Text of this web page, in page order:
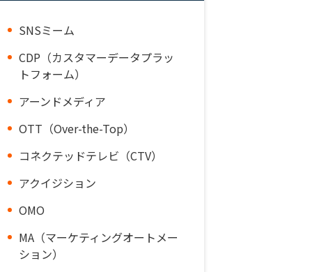
SNSミーム
CDP（カスタマーデータプラッ
トフォーム）
アーンドメディア
OTT（Over-the-Top）
コネクテッドテレビ（CTV）
アクイジション
OMO
MA（マーケティングオートメー
ション）